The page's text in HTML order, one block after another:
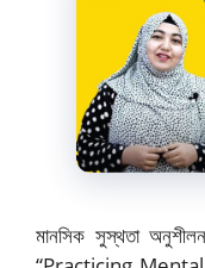
মানসিক সুস্থতা